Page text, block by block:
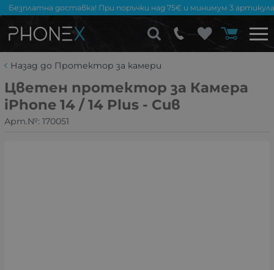
Безплатна доставка! При поръчки над 75€ и минимум 3
Назад до Протектор за камери
Цветен протектор за Камера
iPhone 14 / 14 Plus - Сив
Арт.№: 170051